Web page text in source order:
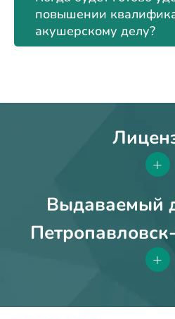
повышении
акушерскому делу?
+
Выдаваемый
+